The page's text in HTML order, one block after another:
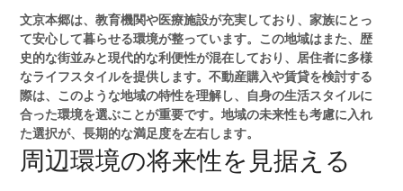
文京本郷は、教育機関や医療施設が充実しており、家族にとっ
て安心して暮らせる環境が整っています。この地域はまた、歴
史的な街並みと現代的な利便性が混在しており、居住者に多様
なライフスタイルを提供します。不動産購入や賃貸を検討する
際は、このような地域の特性を理解し、自身の生活スタイルに
合った環境を選ぶことが重要です。地域の未来性も考慮に入れ
た選択が、長期的な満足度を左右します。
周辺環境の将来性を見据える